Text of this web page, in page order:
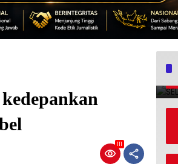
111